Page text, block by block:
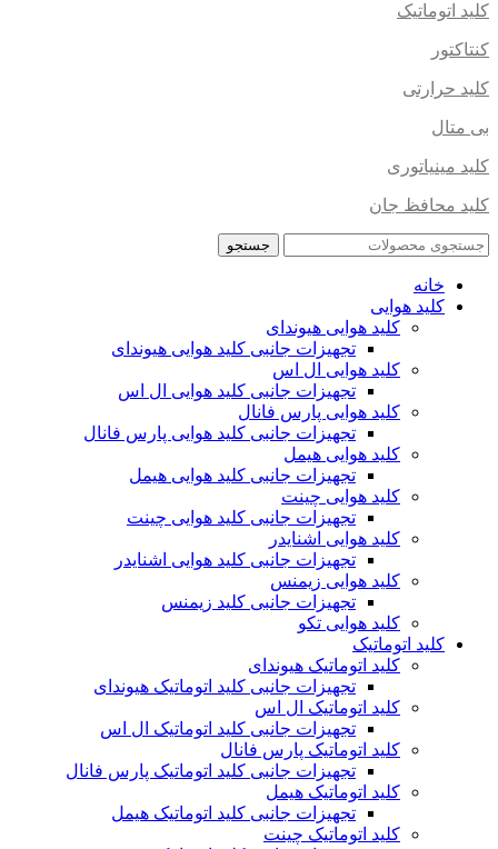
کلید اتوماتیک
کنتاکتور
کلید حرارتی
بی متال
کلید مینیاتوری
کلید محافظ جان
جستجو
خانه
کلید هوایی
کلید هوایی هیوندای
تجهیزات جانبی کلید هوایی هیوندای
کلید هوایی ال اس
تجهیزات جانبی کلید هوایی ال اس
کلید هوایی پارس فانال
تجهیزات جانبی کلید هوایی پارس فانال
کلید هوایی هیمل
تجهیزات جانبی کلید هوایی هیمل
کلید هوایی چینت
تجهیزات جانبی کلید هوایی چینت
کلید هوایی اشنایدر
تجهیزات جانبی کلید هوایی اشنایدر
کلید هوایی زیمنس
تجهیزات جانبی کلید زیمنس
کلید هوایی تکو
کلید اتوماتیک
کلید اتوماتیک هیوندای
تجهیزات جانبی کلید اتوماتیک هیوندای
کلید اتوماتیک ال اس
تجهیزات جانبی کلید اتوماتیک ال اس
کلید اتوماتیک پارس فانال
تجهیزات جانبی کلید اتوماتیک پارس فانال
کلید اتوماتیک هیمل
تجهیزات جانبی کلید اتوماتیک هیمل
کلید اتوماتیک چینت